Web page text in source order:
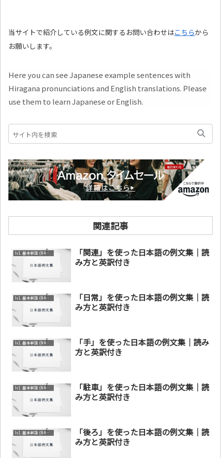
当サイトで紹介している例文に関するお問い合わせはこちらから
お願いします。
Here you can see Japanese example sentences with
Hiragana pronunciations and English translations. Please
use them to learn Japanese or English.
関連記事
lv1. 基本単語 (N4～N5)
「関連」を使った日本語の例文集｜読
み方と英訳付き
lv1. 基本単語 (N4～N5)
「日常」を使った日本語の例文集｜読
み方と英訳付き
lv1. 基本単語 (N4～N5)
「手」を使った日本語の例文集｜読み
方と英訳付き
lv1. 基本単語 (N4～N5)
「駐車」を使った日本語の例文集｜読
み方と英訳付き
lv1. 基本単語 (N4～N5)
「後ろ」を使った日本語の例文集｜読
み方と英訳付き